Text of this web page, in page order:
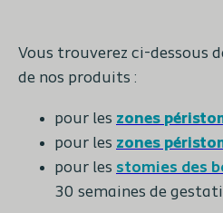
Vous trouverez ci-dessous
de nos produits :
pour les zones
pour les zones
pour les stomies des
30 semaines de